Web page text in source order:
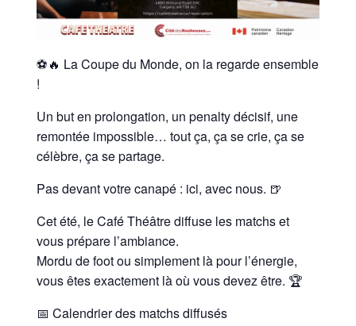
⚽🔥 La Coupe du Monde, on la regarde ensemble
!
Un but en prolongation, un penalty décisif, une
remontée impossible… tout ça, ça se crie, ça se
célèbre, ça se partage.
Pas devant votre canapé : ici, avec nous. 🍺
Cet été, le Café Théâtre diffuse les matchs et
vous prépare l’ambiance.
Mordu de foot ou simplement là pour l’énergie,
vous êtes exactement là où vous devez être. 🏆
📅 Calendrier des matchs diffusés